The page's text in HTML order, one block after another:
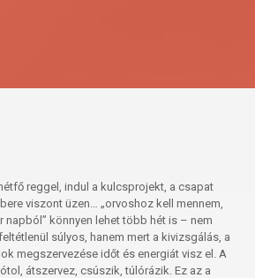
reggel, indul a kulcsprojekt, a csapat
viszont üzen… „orvoshoz kell mennem,
napból” könnyen lehet több hét is – nem
súlyos, hanem mert a kivizsgálás, a
megszervezése időt és energiát visz el. A
átszervez, csúszik, túlórázik. Ez az a